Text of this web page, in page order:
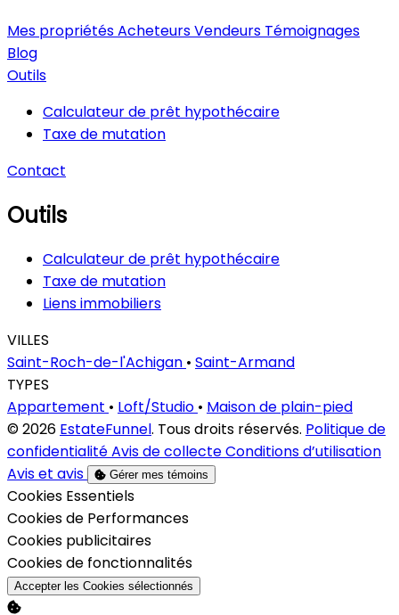
Mes propriétésAcheteursVendeurs Témoignages
Blog
Outils
Calculateur de prêt hypothécaire
Taxe de mutation
Contact
Outils
Calculateur de prêt hypothécaire
Taxe de mutation
Liens immobiliers
VILLES
Saint-Roch-de-l'Achigan • Saint-Armand
TYPES
Appartement • Loft/Studio • Maison de plain-pied
© 2026 EstateFunnel. Tous droits réservés. Politique de
confidentialitéAvis de collecteConditions d’utilisation
Avis et avis
Gérer mes témoins
Activer
Cookies Essentiels
Activer
Cookies de Performances
Activer
Cookies publicitaires
Activer
Cookies de fonctionnalités
Accepter les Cookies sélectionnés